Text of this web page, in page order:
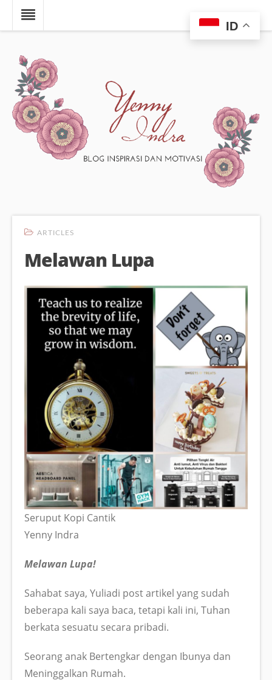
ARTICLES
Melawan Lupa
Seruput Kopi Cantik
Yenny Indra
Melawan Lupa!
Sahabat saya, Yuliadi post artikel yang sudah
beberapa kali saya baca, tetapi kali ini, Tuhan
berkata sesuatu secara pribadi.
Seorang anak Bertengkar dengan Ibunya dan
Meninggalkan Rumah.
ID